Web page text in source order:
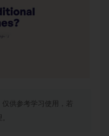
供参考学习使用，若